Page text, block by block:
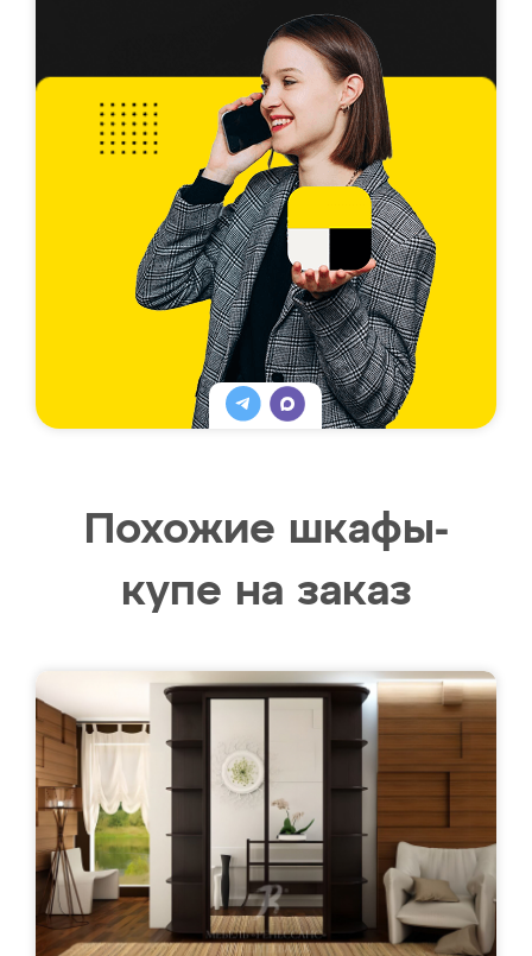
Похожие шкафы-
купе на заказ